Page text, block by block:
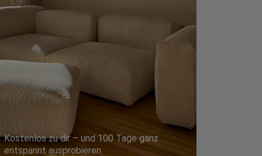
Kostenlos zu dir – und 100 Tage ganz
entspannt ausprobieren.